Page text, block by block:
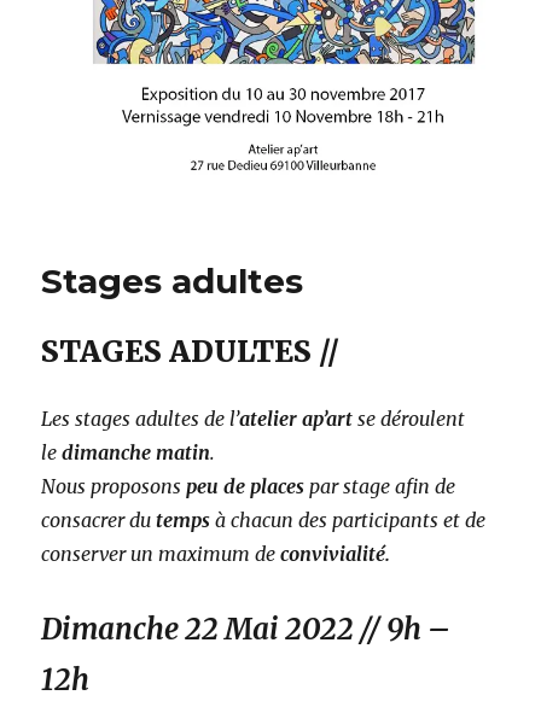
Stages adultes
STAGES ADULTES //
Les stages adultes de l’atelier ap’art se déroulent
ledimanche matin.
Nous proposons peu de places par stage afin de
consacrer dutemps à chacun des participants et de
conserver un maximum deconvivialité.
Dimanche 22 Mai 2022 // 9h –
12h